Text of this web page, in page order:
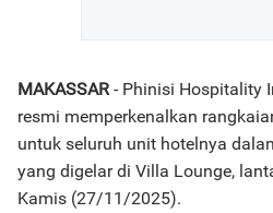
MAKASSAR- Phinisi Hospitality
resmi memperkenalkan
untuk seluruh unit hotelnya
yang digelar di Villa Lounge,
Kamis (27/11/2025).